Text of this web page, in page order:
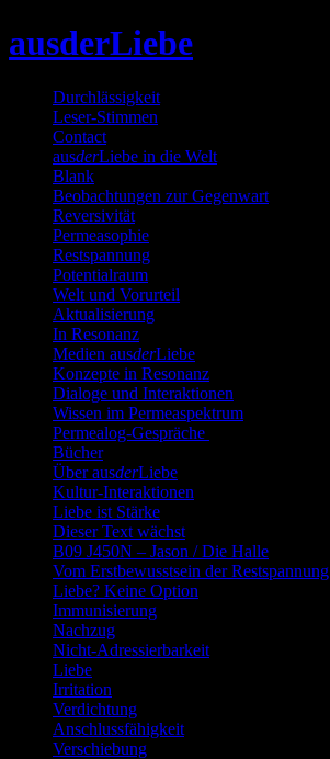
to
ausderLiebe
Durchlässigkeit
Leser-Stimmen
Contact
ausderLiebe in die Welt
Blank
Beobachtungen zur Gegenwart
Reversivität
Permeasophie
Restspannung
Potentialraum
Welt und Vorurteil
Aktualisierung
In Resonanz
Medien ausderLiebe
Konzepte in Resonanz
Dialoge und Interaktionen
Wissen im Permeaspektrum
Permealog-Gespräche
Bücher
Über ausderLiebe
Kultur-Interaktionen
Liebe ist Stärke
Dieser Text wächst
B09 J450N – Jason / Die Halle
Vom Erstbewusstsein der Restspannung
Liebe? Keine Option
Immunisierung
Nachzug
Nicht-Adressierbarkeit
Liebe
Irritation
Verdichtung
Anschlussfähigkeit
Verschiebung